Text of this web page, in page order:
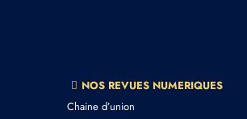
NOS REVUES NUMERIQUES
Chaine d’union